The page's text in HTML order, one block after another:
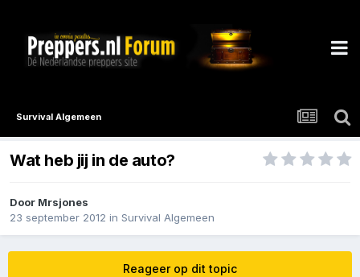
Survival Algemeen
Wat heb jij in de auto?
Door Mrsjones
23 september 2012 in Survival Algemeen
Reageer op dit topic